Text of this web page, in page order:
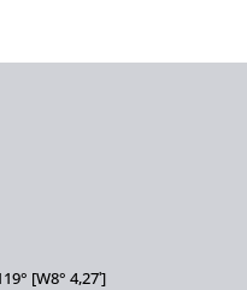
[W8° 4,27ʹ]